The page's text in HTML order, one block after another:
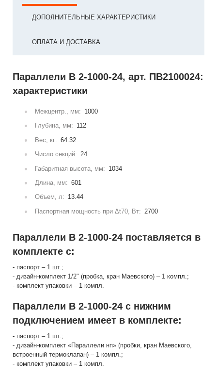
ДОПОЛНИТЕЛЬНЫЕ ХАРАКТЕРИСТИКИ
ОПЛАТА И ДОСТАВКА
Параллели В 2-1000-24, арт. ПВ2100024:
характеристики
Межцентр., мм: 1000
Глубина, мм: 112
Вес, кг: 64.32
Число секций: 24
Габаритная высота, мм: 1034
Длина, мм: 601
Объем, л: 13.44
Паспортная мощность при Δt70, Вт: 2700
Параллели В 2-1000-24 поставляется в
комплекте с:
- паспорт – 1 шт.;
- дизайн-комплект 1/2" (пробка, кран Маевского) – 1 компл.;
- комплект упаковки – 1 компл.
Параллели В 2-1000-24 с нижним
подключением имеет в комплекте:
- паспорт – 1 шт.;
- дизайн-комплект «Параллели нп» (пробки, кран Маевского,
встроенный термоклапан) – 1 компл.;
- комплект упаковки – 1 компл.